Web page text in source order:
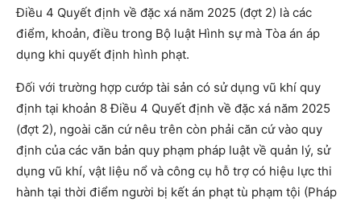
Điều 4 Quyết định về đặc xá năm 2025 (đợt 2) là các
điểm, khoản, điều trong Bộ luật Hình sự mà Tòa án áp
dụng khi quyết định hình phạt.
Đối với trường hợp cướp tài sản có sử dụng vũ khí quy
định tại khoản 8 Điều 4 Quyết định về đặc xá năm 2025
(đợt 2), ngoài căn cứ nêu trên còn phải căn cứ vào quy
định của các văn bản quy phạm pháp luật về quản lý, sử
dụng vũ khí, vật liệu nổ và công cụ hỗ trợ có hiệu lực thi
hành tại thời điểm người bị kết án phạt tù phạm tội (Pháp